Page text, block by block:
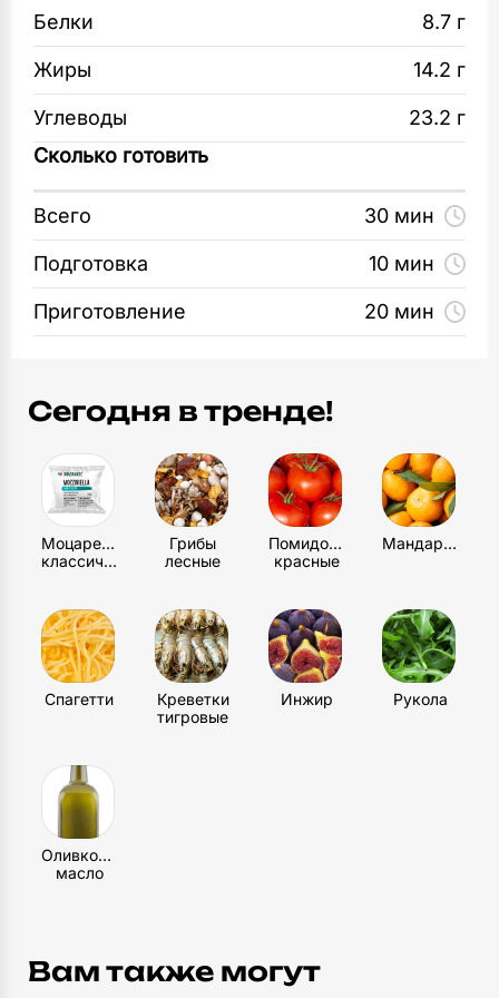
шт
1 шт
Столовые приборы
затем всыпьте к жидким ингредиентам.
Вымешайте тесто до однородности.
Выпекайте панкейки на среднем огне.
Переворачивайте блинчик после того, как
на блинчике появятся дырочки.
В ланч-бокс выложите палочки моцареллы,
черри, блинчики, виноград и миндальные
орешки.
Белки 8.7 г
Жиры 14.2 г
Углеводы
23.2 г
Сколько готовить
Всего 30 мин
Подготовка 10 мин
Приготовление 20 мин
Сегодня в тренде!
Моцарелла
классическая
Грибы
лесные
Помидоры
красные
Мандарин
Спагетти
Креветки
тигровые
Инжир Рукола
Оливковое
масло
Вам также могут